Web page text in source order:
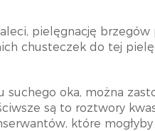
pielęgnację brzegów
chusteczek do tej
suchego oka, można
są to roztwory
które